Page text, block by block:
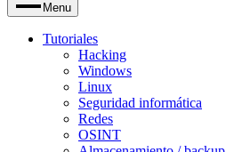
Menu
Tutoriales
Hacking
Windows
Linux
Seguridad informática
Redes
OSINT